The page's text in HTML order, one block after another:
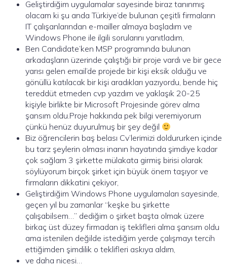
Geliştirdiğim uygulamalar sayesinde biraz tanınmış
olacam ki şu anda Türkiye’de bulunan çeşitli firmaların
IT çalışanlarından e-mailler almaya başladım ve
Windows Phone ile ilgili sorularını yanıtladım,
Ben Candidate’ken MSP programında bulunan
arkadaşların üzerinde çalıştığı bir proje vardı ve bir gece
yarısı gelen email’de projede bir kişi eksik olduğu ve
gönüllü katılacak bir kişi aradıkları yazıyordu, bende hiç
tereddüt etmeden cvp yazdım ve yaklaşık 20-25
kişiyle birlikte bir Microsoft Projesinde görev alma
şansım oldu.Proje hakkında pek bilgi veremiyorum
çünkü henüz duyurulmuş bir şey değil
Biz öğrencilerin baş belası Cv’lerimizi doldururken içinde
bu tarz şeylerin olması inanın hayatında şimdiye kadar
çok sağlam 3 şirkette mülakata girmiş birisi olarak
söylüyorum birçok şirket için büyük önem taşıyor ve
firmaların dikkatini çekiyor,
Geliştirdiğim Windows Phone uygulamaları sayesinde,
geçen yıl bu zamanlar “keşke bu şirkette
çalışabilsem…” dediğim o şirket başta olmak üzere
birkaç üst düzey firmadan iş teklifleri alma şansım oldu
ama istenilen değilde istediğim yerde çalışmayı tercih
ettiğimden şimdilik o teklifleri askıya aldım,
ve daha nicesi…